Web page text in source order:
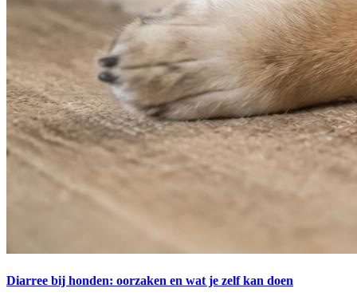
Diarree bij honden: oorzaken en wat je zelf kan doen